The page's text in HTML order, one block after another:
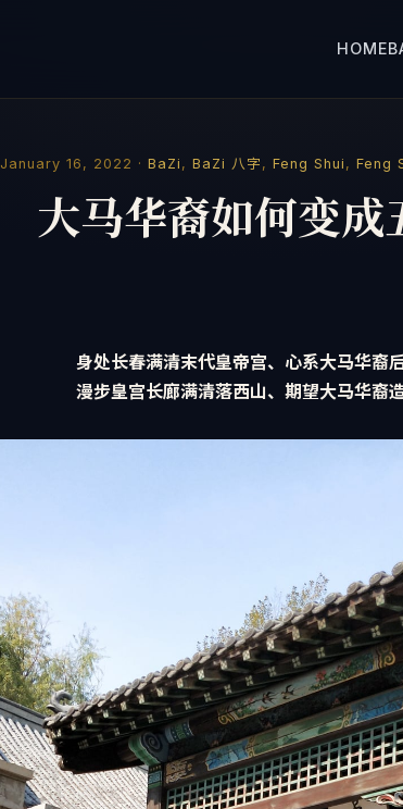
HOME
January 16, 2022 · BaZi , BaZi 八字 , Feng Shui , Feng
大马华裔如何变成
身处长春满清末代皇帝宫、心系大马华裔
漫步皇宫长廊满清落西山、期望大马华裔